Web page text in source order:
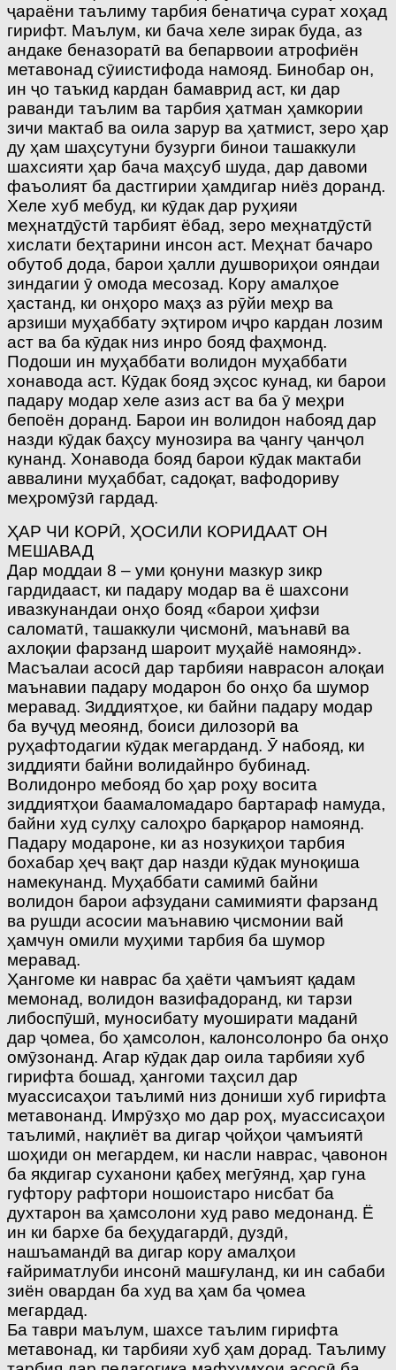
ҷараёни таълиму тарбия бенатиҷа сурат хоҳад
гирифт. Маълум, ки бача хеле зирак буда, аз
андаке беназоратӣ ва бепарвоии атрофиён
метавонад сӯиистифода намояд. Бинобар он,
ин ҷо таъкид кардан бамаврид аст, ки дар
раванди таълим ва тарбия ҳатман ҳамкории
зичи мактаб ва оила зарур ва ҳатмист, зеро ҳар
ду ҳам шаҳсутуни бузурги бинои ташаккули
шахсияти ҳар бача маҳсуб шуда, дар давоми
фаъолият ба дастгирии ҳамдигар ниёз доранд.
Хеле хуб мебуд, ки кӯдак дар руҳияи
меҳнатдӯстӣ тарбият ёбад, зеро меҳнатдӯстӣ
хислати беҳтарини инсон аст. Меҳнат бачаро
обутоб дода, барои ҳалли душвориҳои ояндаи
зиндагии ӯ омода месозад. Кору амалҳое
ҳастанд, ки онҳоро маҳз аз рӯйи меҳр ва
арзиши муҳаббату эҳтиром иҷро кардан лозим
аст ва ба кӯдак низ инро бояд фаҳмонд.
Подоши ин муҳаббати волидон муҳаббати
хонавода аст. Кӯдак бояд эҳсос кунад, ки барои
падару модар хеле азиз аст ва ба ӯ меҳри
бепоён доранд. Барои ин волидон набояд дар
назди кӯдак баҳсу мунозира ва ҷангу ҷанҷол
кунанд. Хонавода бояд барои кӯдак мактаби
аввалини муҳаббат, садоқат, вафодориву
меҳромӯзӣ гардад.
ҲАР ЧИ КОРӢ, ҲОСИЛИ КОРИДААТ ОН
МЕШАВАД
Дар моддаи 8 – уми қонуни мазкур зикр
гардидааст, ки падару модар ва ё шахсони
ивазкунандаи онҳо бояд «барои ҳифзи
саломатӣ, ташаккули ҷисмонӣ, маънавӣ ва
ахлоқии фарзанд шароит муҳайё намоянд».
Масъалаи асосӣ дар тарбияи наврасон алоқаи
маънавии падару модарон бо онҳо ба шумор
меравад. Зиддиятҳое, ки байни падару модар
ба вуҷуд меоянд, боиси дилозорӣ ва
руҳафтодагии кӯдак мегарданд. Ӯ набояд, ки
зиддияти байни волидайнро бубинад.
Волидонро мебояд бо ҳар роҳу восита
зиддиятҳои баамаломадаро бартараф намуда,
байни худ сулҳу салоҳро барқарор намоянд.
Падару модароне, ки аз нозукиҳои тарбия
бохабар ҳеҷ вақт дар назди кӯдак муноқиша
намекунанд. Муҳаббати самимӣ байни
волидон барои афзудани самимияти фарзанд
ва рушди асосии маънавию ҷисмонии вай
ҳамчун омили муҳими тарбия ба шумор
меравад.
Ҳангоме ки наврас ба ҳаёти ҷамъият қадам
мемонад, волидон вазифадоранд, ки тарзи
либоспӯшӣ, муносибату муоширати маданӣ
дар ҷомеа, бо ҳамсолон, калонсолонро ба онҳо
омӯзонанд. Агар кӯдак дар оила тарбияи хуб
гирифта бошад, ҳангоми таҳсил дар
муассисаҳои таълимӣ низ дониши хуб гирифта
метавонанд. Имрӯзҳо мо дар роҳ, муассисаҳои
таълимӣ, нақлиёт ва дигар ҷойҳои ҷамъиятӣ
шоҳиди он мегардем, ки насли наврас, ҷавонон
ба якдигар суханони қабеҳ мегӯянд, ҳар гуна
гуфтору рафтори ношоистаро нисбат ба
духтарон ва ҳамсолони худ раво медонанд. Ё
ин ки бархе ба беҳудагардӣ, дуздӣ,
нашъамандӣ ва дигар кору амалҳои
ғайриматлуби инсонӣ машғуланд, ки ин сабаби
зиён овардан ба худ ва ҳам ба ҷомеа
мегардад.
Ба таври маълум, шахсе таълим гирифта
метавонад, ки тарбияи хуб ҳам дорад. Таълиму